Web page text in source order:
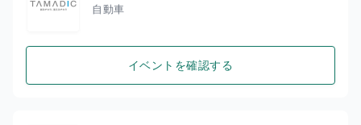
自動車
イベントを確認する